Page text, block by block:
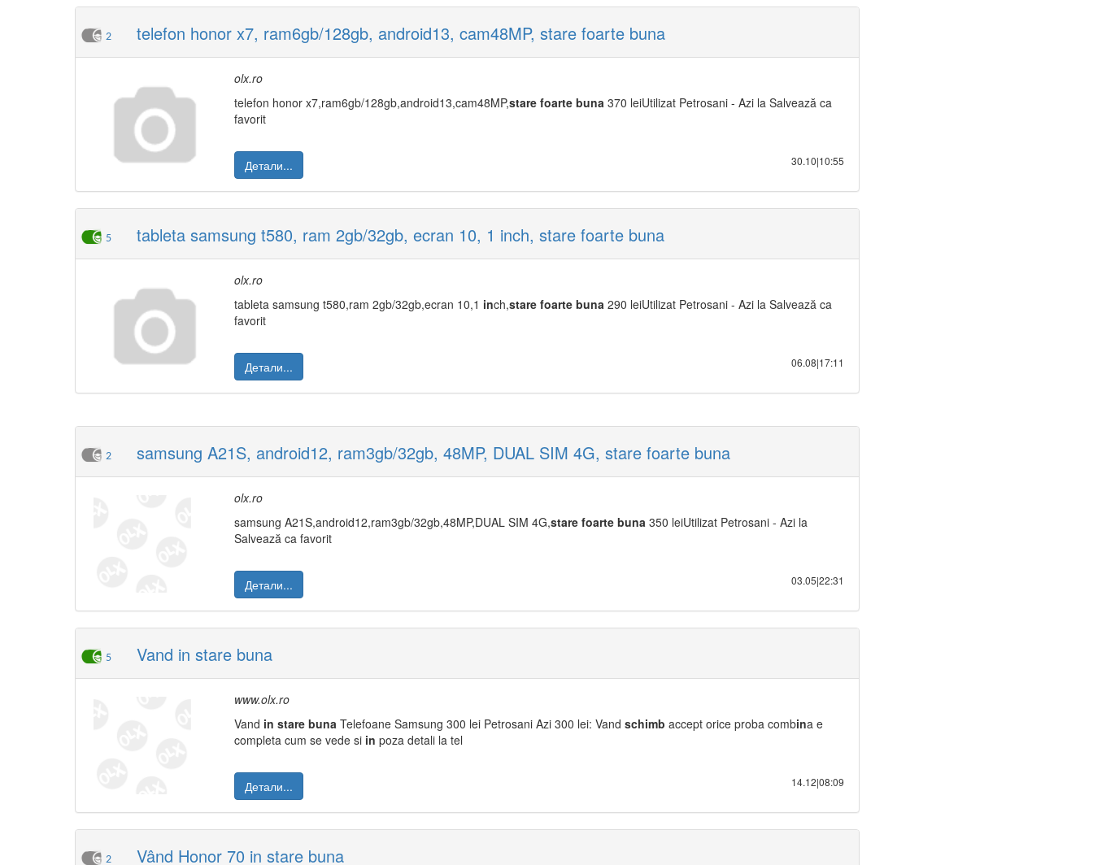
2 telefon honor x7, ram6gb/128gb, android13, cam48MP, stare foarte buna
olx.ro
telefon honor x7,ram6gb/128gb,android13,cam48MP,stare foarte buna 370 leiUtilizat Petrosani - Azi la Salvează ca
favorit
Детали... 30.10|10:55
5 tableta samsung t580, ram 2gb/32gb, ecran 10, 1 inch, stare foarte buna
olx.ro
tableta samsung t580,ram 2gb/32gb,ecran 10,1 inch,stare foarte buna 290 leiUtilizat Petrosani - Azi la Salvează ca
favorit
Детали... 06.08|17:11
2 samsung A21S, android12, ram3gb/32gb, 48MP, DUAL SIM 4G, stare foarte buna
olx.ro
samsung A21S,android12,ram3gb/32gb,48MP,DUAL SIM 4G,stare foarte buna 350 leiUtilizat Petrosani - Azi la
Salvează ca favorit
Детали... 03.05|22:31
5 Vand in stare buna
www.olx.ro
Vand in stare buna Telefoane Samsung 300 lei Petrosani Azi 300 lei: Vand schimb accept orice proba combina e
completa cum se vede si in poza detali la tel
Детали... 14.12|08:09
2 Vând Honor 70 in stare buna